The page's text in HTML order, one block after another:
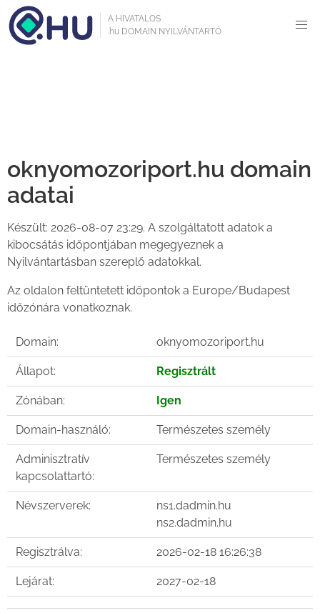
A HIVATALOS
.hu DOMAIN NYILVÁNTARTÓ
oknyomozoriport.hu domain
adatai
Készült: 2026-08-07 23:29. A szolgáltatott adatok a
kibocsátás időpontjában megegyeznek a
Nyilvántartásban szereplő adatokkal.
Az oldalon feltüntetett időpontok a Europe/Budapest
időzónára vonatkoznak.
Domain: oknyomozoriport.hu
Állapot: Regisztrált
Zónában: Igen
Domain-használó: Természetes személy
Adminisztratív
kapcsolattartó:
Természetes személy
Névszerverek:
ns1.dadmin.hu
ns2.dadmin.hu
Regisztrálva: 2026-02-18 16:26:38
Lejárat: 2027-02-18